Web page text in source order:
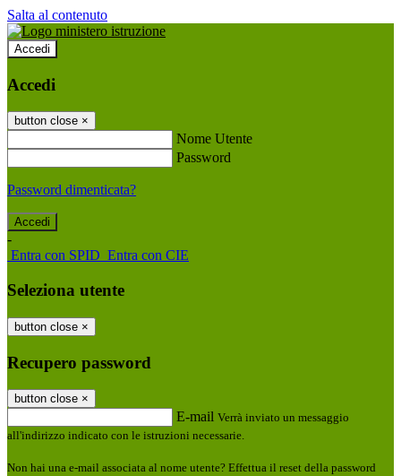
Salta al contenuto
Accedi
Accedi
button close ×
Nome Utente
Password
Password dimenticata?
-
Entra con SPID Entra con CIE
Seleziona utente
button close ×
Recupero password
button close ×
E-mail Verrà inviato un messaggio
all'indirizzo indicato con le istruzioni necessarie.
Non hai una e-mail associata al nome utente? Effettua il reset della password